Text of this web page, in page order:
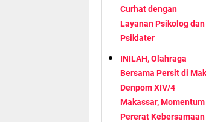
Curhat dengan
Layanan Psikolog dan
Psikiater
INILAH, Olahraga
Bersama Persit di
Denpom XIV/4
Makassar, Momentum
Pererat Kebersamaan